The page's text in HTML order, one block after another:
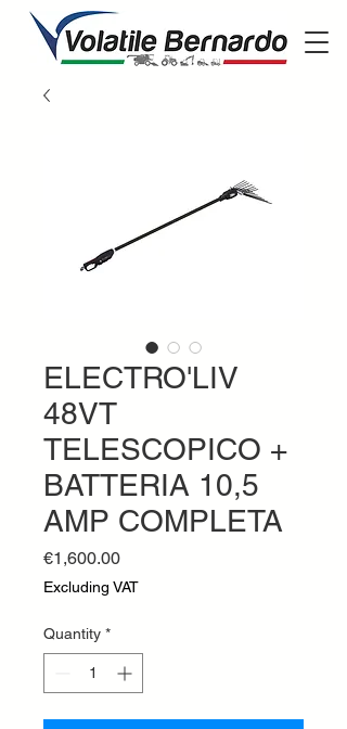
ELECTRO'LIV
48VT
TELESCOPICO +
BATTERIA 10,5
AMP COMPLETA
€1,600.00Price
Excluding VAT
Quantity *